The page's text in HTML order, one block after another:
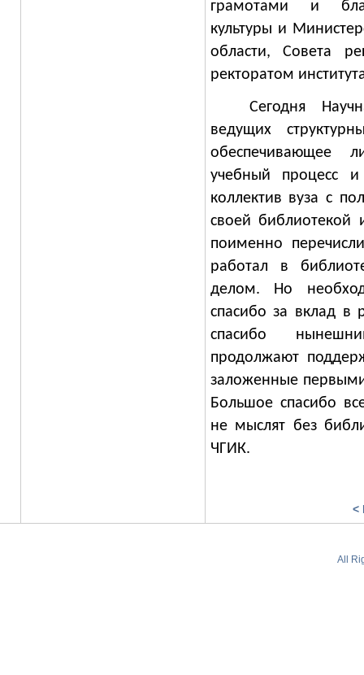
грамотами и
культуры и
области, Совета
ректоратом
Сегодня
ведущих
обеспечивающее
учебный процесс
коллектив вуза с
своей
поименно
работал в
делом. Но
спасибо за вклад в
спасибо
продолжают
заложенные
Большое спасибо
не мыслят без
ЧГИК.
<
All